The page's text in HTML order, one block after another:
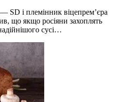
SD і племінник віцепрем’єра
що якщо росіяни захоплять
сусі…